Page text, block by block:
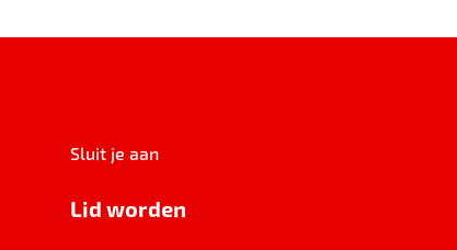
Sluit je aan
Lid worden